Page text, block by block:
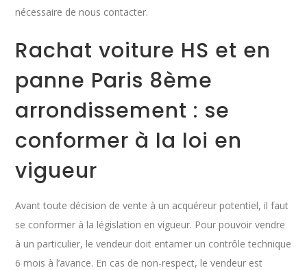
nécessaire de nous contacter.
Rachat voiture HS et en
panne Paris 8ème
arrondissement : se
conformer à la loi en
vigueur
Avant toute décision de vente à un acquéreur potentiel, il faut
se conformer à la législation en vigueur. Pour pouvoir vendre
à un particulier, le vendeur doit entamer un contrôle technique
6 mois à l’avance. En cas de non-respect, le vendeur est